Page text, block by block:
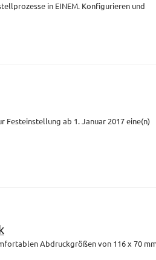
in EINEM. Konfigurieren und
Festeinstellung ab 1. Januar 2017 eine(n)
Abdruckgrößen von 116 x 70